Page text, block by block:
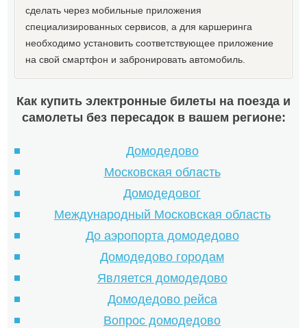
сделать через мобильные приложения
специализированных сервисов, а для каршеринга
необходимо установить соответствующее приложение
на свой смартфон и забронировать автомобиль.
Как купить электронные билеты на поезда и
самолеты без пересадок в вашем регионе:
Домодедово
Московская область
Домодедовог
Международный Московская область
До аэропорта домодедово
Домодедово городам
Является домодедово
Домодедово рейса
Вопрос домодедово